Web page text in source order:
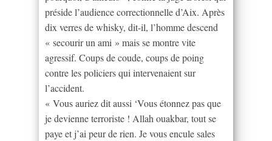
préside l’audience correctionnelle d’Aix. Après
dix verres de whisky, dit-il, l’homme descend
« secourir un ami » mais se montre vite
agressif. Coups de coude, coups de poing
contre les policiers qui intervenaient sur
l’accident.
« Vous auriez dit aussi ‘Vous étonnez pas que
je devienne terroriste ! Allah ouakbar, tout se
paye et j’ai peur de rien. Je vous encule sales